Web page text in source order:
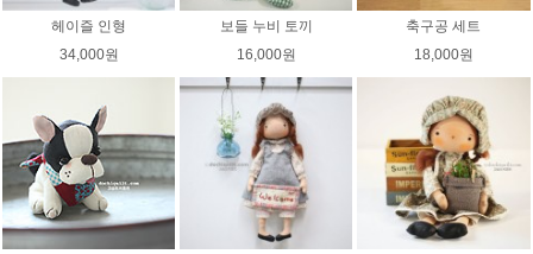
헤이즐 인형
34,000원
보들 누비 토끼
16,000원
축구공 세트
18,000원